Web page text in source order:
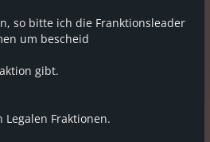
so bitte ich die Franktionsleader
um bescheid
gibt.
Legalen Fraktionen.